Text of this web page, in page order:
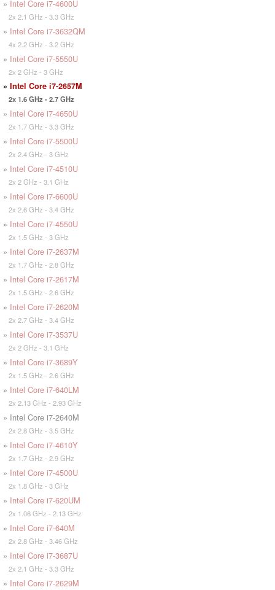
» Intel Core i7-4600U
2x 2.1 GHz - 3.3 GHz
» Intel Core i7-3632QM
4x 2.2 GHz - 3.2 GHz
» Intel Core i7-5550U
2x 2 GHz - 3 GHz
» Intel Core i7-2657M
2x 1.6 GHz - 2.7 GHz
» Intel Core i7-4650U
2x 1.7 GHz - 3.3 GHz
» Intel Core i7-5500U
2x 2.4 GHz - 3 GHz
» Intel Core i7-4510U
2x 2 GHz - 3.1 GHz
» Intel Core i7-6600U
2x 2.6 GHz - 3.4 GHz
» Intel Core i7-4550U
2x 1.5 GHz - 3 GHz
» Intel Core i7-2637M
2x 1.7 GHz - 2.8 GHz
» Intel Core i7-2617M
2x 1.5 GHz - 2.6 GHz
» Intel Core i7-2620M
2x 2.7 GHz - 3.4 GHz
» Intel Core i7-3537U
2x 2 GHz - 3.1 GHz
» Intel Core i7-3689Y
2x 1.5 GHz - 2.6 GHz
» Intel Core i7-640LM
2x 2.13 GHz - 2.93 GHz
» Intel Core i7-2640M
2x 2.8 GHz - 3.5 GHz
» Intel Core i7-4610Y
2x 1.7 GHz - 2.9 GHz
» Intel Core i7-4500U
2x 1.8 GHz - 3 GHz
» Intel Core i7-620UM
2x 1.06 GHz - 2.13 GHz
» Intel Core i7-640M
2x 2.8 GHz - 3.46 GHz
» Intel Core i7-3687U
2x 2.1 GHz - 3.3 GHz
» Intel Core i7-2629M